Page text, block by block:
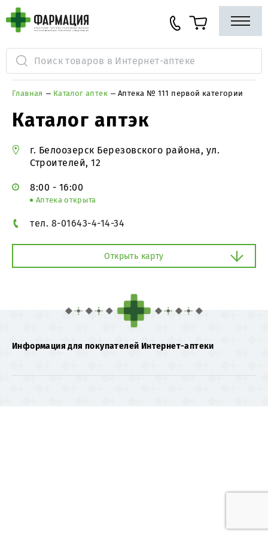
Главная Каталог аптек Аптека № 111 первой категории
Каталог аптэк
г. Белоозерск Березовского района, ул.
Строителей, 12
8:00 - 16:00
Аптека открыта
тел. 8-01643-4-14-34
Открыть карту
Информация для покупателей Интернет-аптеки